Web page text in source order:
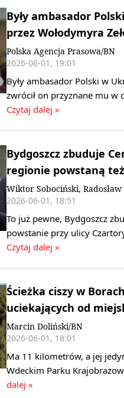
Były ambasador
przez Wołodymyra
Polska Agencja Prasowa/BN
2026-06-01, 19:01
Były ambasador Polski w
zwrócił on przyznane mu w
Czytaj dalej »
Bydgoszcz zbuduje
regionie powstaną
Wiktor Sobociński, Radosław
2026-06-01, 18:51
To już pewne, Bydgoszcz
powstanie przy ulicy
Czytaj dalej »
Ścieżka ciszy w
uciekających od
Marcin Doliński/BN
2026-06-01, 18:01
Ma 11 kilometrów, a jej
Wdeckim Parku
dalej »